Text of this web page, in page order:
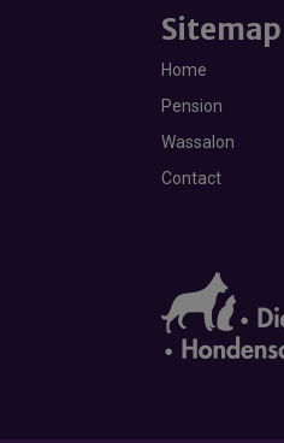
Sitemap
Home
Pension
Wassalon
Contact